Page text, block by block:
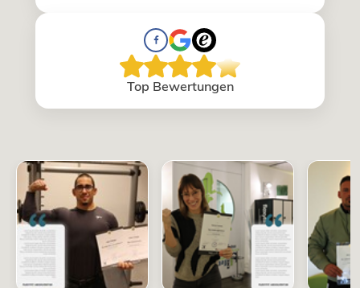
Top Bewertungen